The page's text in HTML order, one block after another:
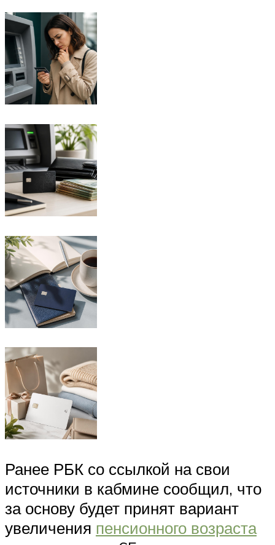
Ранее РБК со ссылкой на свои
источники в кабмине сообщил, что
за основу будет принят вариант
увеличения пенсионного возраста